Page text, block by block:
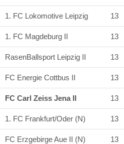
1. FC Lokomotive Leipzig 13
1. FC Magdeburg II 13
RasenBallsport Leipzig II 13
FC Energie Cottbus II 13
FC Carl Zeiss Jena II 13
1. FC Frankfurt/Oder (N) 13
FC Erzgebirge Aue II (N) 13